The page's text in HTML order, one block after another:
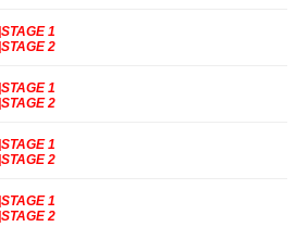
|STAGE 1
|STAGE 2
|STAGE 1
|STAGE 2
|STAGE 1
|STAGE 2
|STAGE 1
|STAGE 2